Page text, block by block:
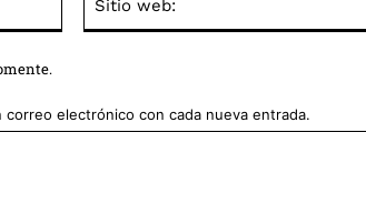
electrónico:*
correo electrónico con cada nueva entrada.